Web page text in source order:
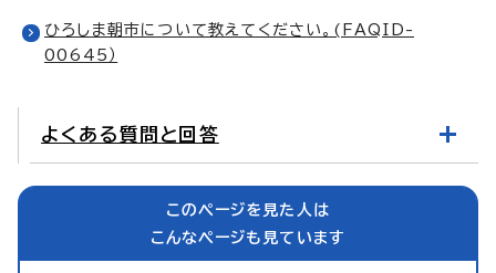
ひろしま朝市について教えてください。(FAQID-
00645）
よくある質問と回答
このページを見た人は
こんなページも見ています